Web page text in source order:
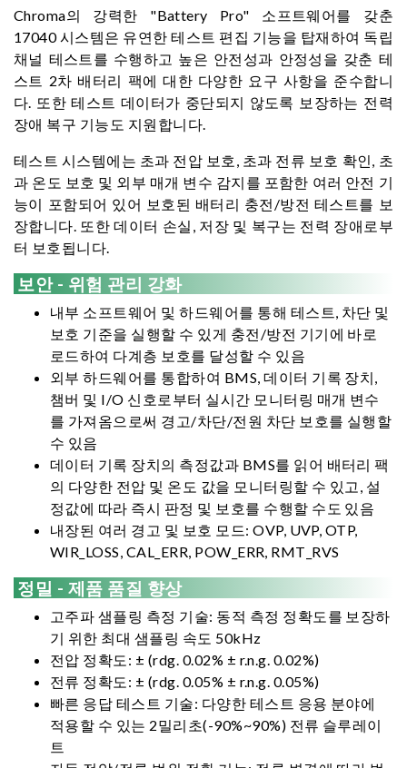
Chroma의 강력한 "Battery Pro" 소프트웨어를 갖춘
17040 시스템은 유연한 테스트 편집 기능을 탑재하여 독립
채널 테스트를 수행하고 높은 안전성과 안정성을 갖춘 테
스트 2차 배터리 팩에 대한 다양한 요구 사항을 준수합니
다. 또한 테스트 데이터가 중단되지 않도록 보장하는 전력
장애 복구 기능도 지원합니다.
테스트 시스템에는 초과 전압 보호, 초과 전류 보호 확인, 초
과 온도 보호 및 외부 매개 변수 감지를 포함한 여러 안전 기
능이 포함되어 있어 보호된 배터리 충전/방전 테스트를 보
장합니다. 또한 데이터 손실, 저장 및 복구는 전력 장애로부
터 보호됩니다.
보안 - 위험 관리 강화
내부 소프트웨어 및 하드웨어를 통해 테스트, 차단 및
보호 기준을 실행할 수 있게 충전/방전 기기에 바로
로드하여 다계층 보호를 달성할 수 있음
외부 하드웨어를 통합하여 BMS, 데이터 기록 장치,
챔버 및 I/O 신호로부터 실시간 모니터링 매개 변수
를 가져옴으로써 경고/차단/전원 차단 보호를 실행할
수 있음
데이터 기록 장치의 측정값과 BMS를 읽어 배터리 팩
의 다양한 전압 및 온도 값을 모니터링할 수 있고, 설
정값에 따라 즉시 판정 및 보호를 수행할 수도 있음
내장된 여러 경고 및 보호 모드: OVP, UVP, OTP,
WIR_LOSS, CAL_ERR, POW_ERR, RMT_RVS
정밀 - 제품 품질 향상
고주파 샘플링 측정 기술: 동적 측정 정확도를 보장하
기 위한 최대 샘플링 속도 50kHz
전압 정확도: ± (rdg. 0.02% ± r.n.g. 0.02%)
전류 정확도: ± (rdg. 0.05% ± r.n.g. 0.05%)
빠른 응답 테스트 기술: 다양한 테스트 응용 분야에
적용할 수 있는 2밀리초(-90%~90%) 전류 슬루레이
트